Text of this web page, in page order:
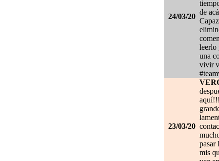
24/03/20
de
leerlo
una
vivir
23/03/20
pasar
mis